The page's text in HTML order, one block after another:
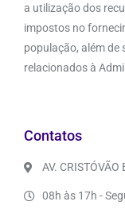
a utilização dos
impostos no
população, além
relacionados à
Contatos
AV. CRISTÓVÃO
08h às 17h -